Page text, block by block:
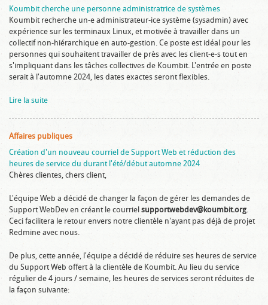
Koumbit cherche une personne administratrice de systèmes
Koumbit recherche un-e administrateur-ice système (sysadmin) avec
expérience sur les terminaux Linux, et motivée à travailler dans un
collectif non-hiérarchique en auto-gestion. Ce poste est idéal pour les
personnes qui souhaitent travailler de près avec les client-e-s tout en
s'impliquant dans les tâches collectives de Koumbit. L'entrée en poste
serait à l'automne 2024, les dates exactes seront flexibles.
Lire la suite
Affaires publiques
Création d'un nouveau courriel de Support Web et réduction des
heures de service du durant l'été/début automne 2024
Chères clientes, chers client,
L'équipe Web a décidé de changer la façon de gérer les demandes de
Support WebDev en créant le courriel supportwebdev@koumbit.org.
Ceci facilitera le retour envers notre clientèle n'ayant pas déjà de projet
Redmine avec nous.
De plus, cette année, l'équipe a décidé de réduire ses heures de service
du Support Web offert à la clientèle de Koumbit. Au lieu du service
régulier de 4 jours / semaine, les heures de services seront réduites de
la façon suivante: